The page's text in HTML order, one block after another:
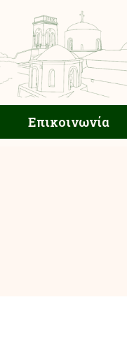
Επικοινωνία
Επικοινωνία